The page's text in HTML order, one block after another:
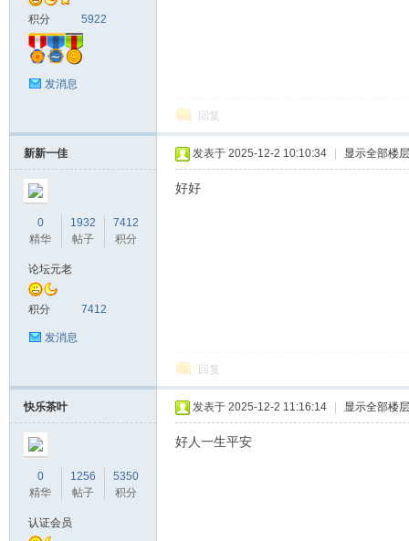
积分 5922
发消息
回复
新新一佳
0
精华
1932
帖子
7412
积分
论坛元老
积分 7412
发消息
发表于 2025-12-2 10:10:34 显示全部楼层
好好
回复
快乐茶叶
0
精华
1256
帖子
5350
积分
认证会员
发表于 2025-12-2 11:16:14 显示全部楼层
好人一生平安